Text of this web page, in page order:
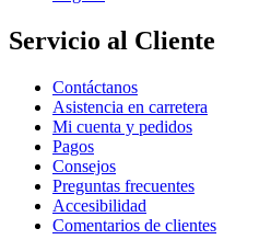
Servicio al Cliente
Contáctanos
Asistencia en carretera
Mi cuenta y pedidos
Pagos
Consejos
Preguntas frecuentes
Accesibilidad
Comentarios de clientes